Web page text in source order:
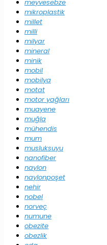
meyvesebze
mikroplastik
millet
milli
milyar
mineral
minik
mobil
mobilya
motat
motor yağları
muayene
muğla
mühendis
mum
musluksuyu
nanofiber
naylon
naylonpoşet
nehir
nobel
norveç
numune
obezite
obezlik